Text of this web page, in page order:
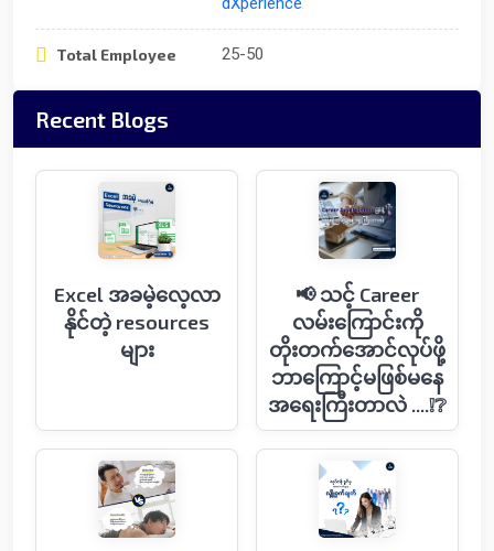
Total Employee 25-50
Recent Blogs
Excel အခမဲ့လေ့လာ
နိုင်တဲ့ resources
များ
📢 သင့် Career
လမ်းကြောင်းကို
တိုးတက်အောင်လုပ်ဖို့
ဘာကြောင့်မဖြစ်မနေ
အရေးကြီးတာလဲ ....❕❔